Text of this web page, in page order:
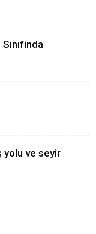
yolu ve seyir